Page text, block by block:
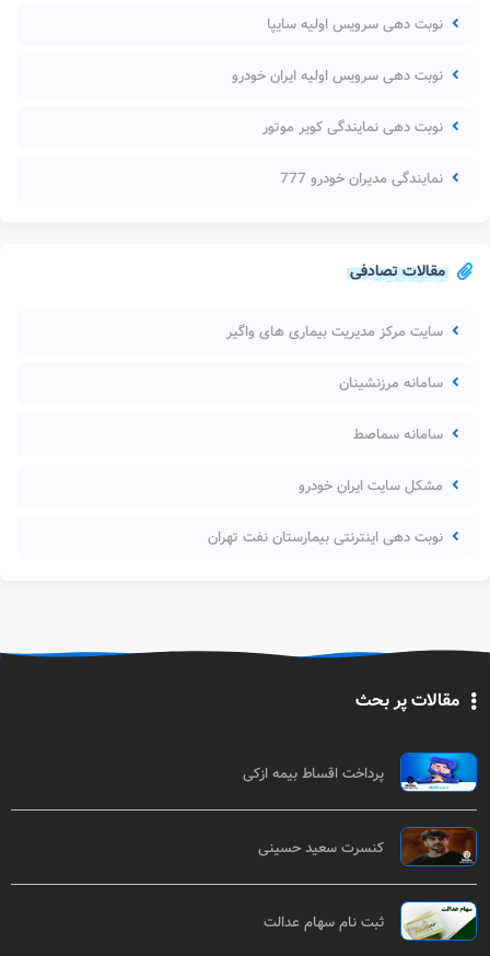
نوبت دهی سرویس اولیه سایپا
نوبت دهی سرویس اولیه ایران خودرو
نوبت دهی نمایندگی کویر موتور
نمایندگی مدیران خودرو 777
مقالات تصادفی
سایت مرکز مدیریت بیماری های واگیر
سامانه مرزنشینان
سامانه سماصط
مشکل سایت ایران خودرو
نوبت دهی اینترنتی بیمارستان نفت تهران
مقالات پر بحث
پرداخت اقساط بیمه ازکی
کنسرت سعید حسینی
ثبت نام سهام عدالت